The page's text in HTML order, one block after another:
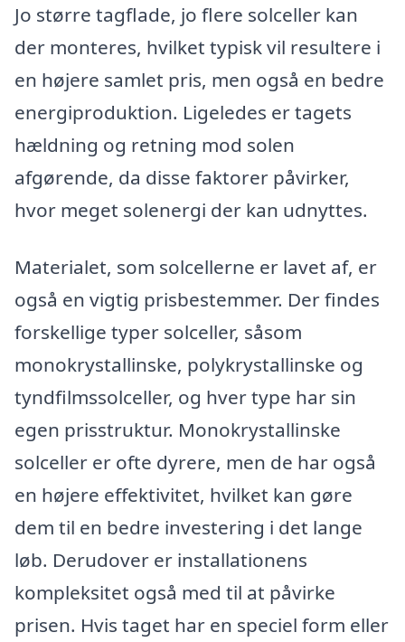
Jo større tagflade, jo flere solceller kan
der monteres, hvilket typisk vil resultere i
en højere samlet pris, men også en bedre
energiproduktion. Ligeledes er tagets
hældning og retning mod solen
afgørende, da disse faktorer påvirker,
hvor meget solenergi der kan udnyttes.
Materialet, som solcellerne er lavet af, er
også en vigtig prisbestemmer. Der findes
forskellige typer solceller, såsom
monokrystallinske, polykrystallinske og
tyndfilmssolceller, og hver type har sin
egen prisstruktur. Monokrystallinske
solceller er ofte dyrere, men de har også
en højere effektivitet, hvilket kan gøre
dem til en bedre investering i det lange
løb. Derudover er installationens
kompleksitet også med til at påvirke
prisen. Hvis taget har en speciel form eller